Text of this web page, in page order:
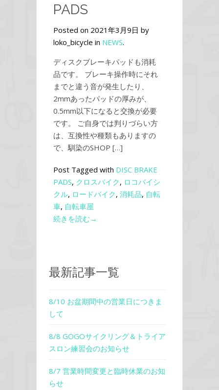
PADS
Posted on 2021年3月9日 by
loko_bicycle in NEWS.
ディスクブレーキパッドも消耗
品です。 ブレーキ操作時にそれ
までと違う音が発生したり、
2mmあったパッドの厚みが、
0.5mm以下になると交換が必要
です。 ご自身では判りづらい方
は、互換性や種類もありますの
で、馴染のSHOP […]
Post Tagged with DISC BRAKE
PADS, クロスバイク, ロコバイシ
クル, ロードバイク, 消耗品, 自転
車, 自転車屋
続きを読む→
最新記事一覧
8/10 お盆期間中の営業日につきま
して
8/8 GOGOサイクリング＆トライア
スロン練習会のお知らせ
8/7 営業時間変更と臨時休業のお知
らせ